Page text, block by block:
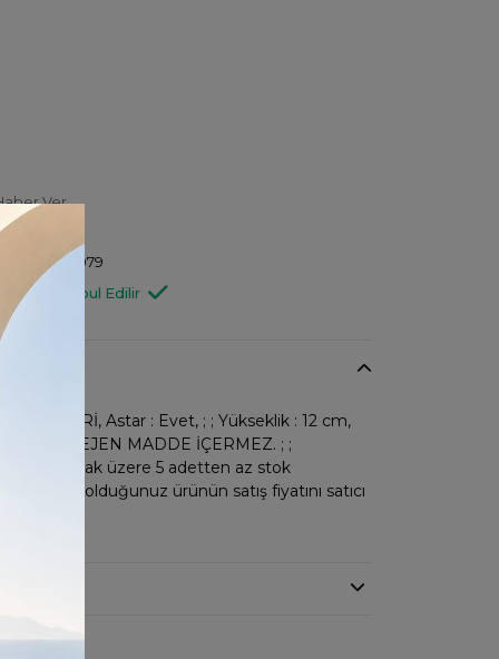
Ver
Ver
Değişim Kabul Edilir
SUNİ DERİ, Astar : Evet, ; ; Yükseklik : 12 cm,
; KANSOREJEN MADDE İÇERMEZ. ; ;
satılmak üzere 5 adetten az stok
İncelemiş olduğunuz ürünün satış fiyatını satıcı